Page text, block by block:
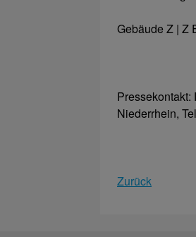
Gebäude Z | Z
Niederrhein,
Zurück